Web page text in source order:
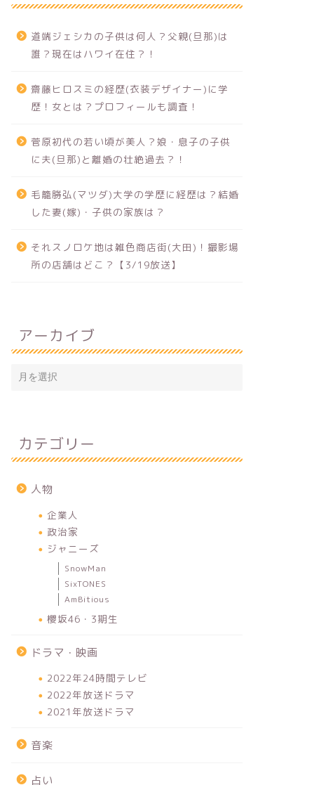
道端ジェシカの子供は何人？父親(旦那)は
誰？現在はハワイ在住？！
齋藤ヒロスミの経歴(衣装デザイナー)に学
歴！女とは？プロフィールも調査！
菅原初代の若い頃が美人？娘・息子の子供
に夫(旦那)と離婚の壮絶過去？！
毛籠勝弘(マツダ)大学の学歴に経歴は？結婚
した妻(嫁)・子供の家族は？
それスノロケ地は雑色商店街(大田)！撮影場
所の店舗はどこ？【3/19放送】
アーカイブ
カテゴリー
人物
企業人
政治家
ジャニーズ
SnowMan
SixTONES
AmBitious
櫻坂46・3期生
ドラマ・映画
2022年24時間テレビ
2022年放送ドラマ
2021年放送ドラマ
音楽
占い